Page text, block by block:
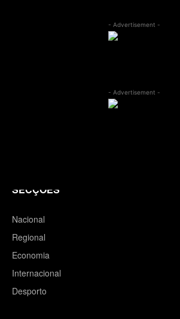
- Advertisement -
- Advertisement -
SECÇÕES
Nacional
Regional
Economia
Internacional
Desporto